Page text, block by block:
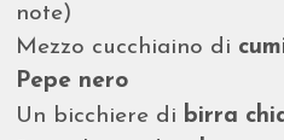
note)
Mezzo cucchiaino di
Pepe nero
Un bicchiere di birra